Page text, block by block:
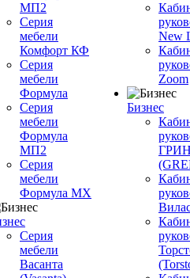
МП2
Серия
мебели
Комфорт КФ
Серия
мебели
Формула
Серия
мебели
Формула
МП2
Серия
мебели
Формула МХ
Серия
мебели
Васанта
New
Zoom
Бизнес